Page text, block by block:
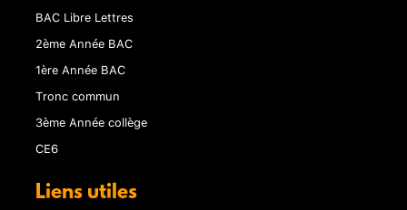
BAC Libre Lettres
2ème Année BAC
1ère Année BAC
Tronc commun
3ème Année collège
CE6
Liens utiles